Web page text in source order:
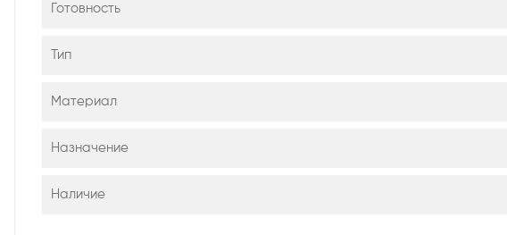
Готовность
Тип
Материал
Назначение
Наличие